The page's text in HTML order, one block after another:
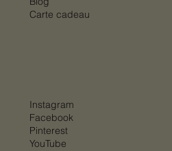
Carte cadeau
Instagram
Facebook
Pinterest
YouTube